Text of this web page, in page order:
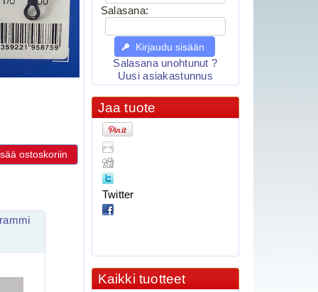
ostoskoriin
Salasana:
Kirjaudu sisään
Salasana unohtunut ?
Uusi asiakastunnus
Jaa tuote
Twitter
Kaikki tuotteet